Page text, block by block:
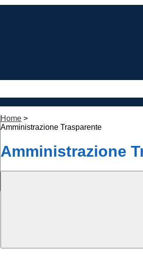
Home >
Amministrazione Trasparente
Amministrazione